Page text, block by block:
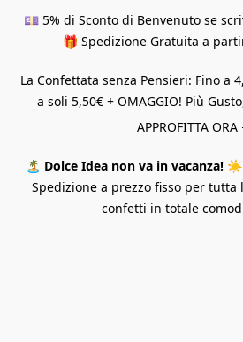
💷 5% di Sconto di Benvenuto se
🎁 Spedizione Gratuita a
La Confettata senza Pensieri: Fino a
a soli 5,50€ + OMAGGIO! Più
APPROFITTA ORA
🏝️ Dolce Idea non va in vacanza! ☀️
Spedizione a prezzo fisso per
confetti in totale